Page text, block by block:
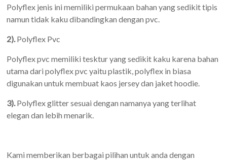
Polyflex jenis ini memiliki permukaan bahan yang sedikit tipis
namun tidak kaku dibandingkan dengan pvc.
2). Polyflex Pvc
Polyflex pvc memiliki tesktur yang sedikit kaku karena bahan
utama dari polyflex pvc yaitu plastik, polyflex in biasa
digunakan untuk membuat kaos jersey dan jaket hoodie.
3). Polyflex glitter sesuai dengan namanya yang terlihat
elegan dan lebih menarik.
Kami memberikan berbagai pilihan untuk anda dengan